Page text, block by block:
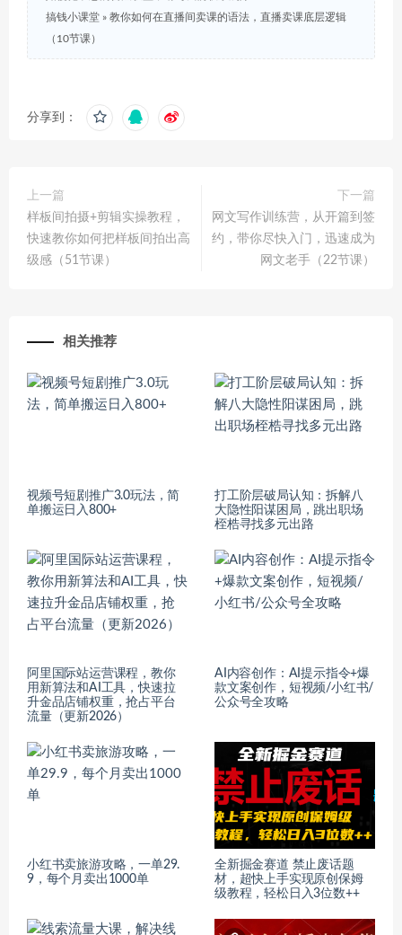
搞钱小课堂 » 教你如何在直播间卖课的语法，直播卖课底层逻辑
（10节课）
分享到：
上一篇
样板间拍摄+剪辑实操教程，
快速教你如何把样板间拍出高
级感（51节课）
下一篇
网文写作训练营，从开篇到签
约，带你尽快入门，迅速成为
网文老手（22节课）
相关推荐
视频号短剧推广3.0玩法，简
单搬运日入800+
打工阶层破局认知：拆解八
大隐性阳谋困局，跳出职场
桎梏寻找多元出路
阿里国际站运营课程，教你
用新算法和AI工具，快速拉
升金品店铺权重，抢占平台
流量（更新2026）
AI内容创作：AI提示指令+爆
款文案创作，短视频/小红书/
公众号全攻略
小红书卖旅游攻略，一单29.
9，每个月卖出1000单
全新掘金赛道 禁止废话题
材，超快上手实现原创保姆
级教程，轻松日入3位数++